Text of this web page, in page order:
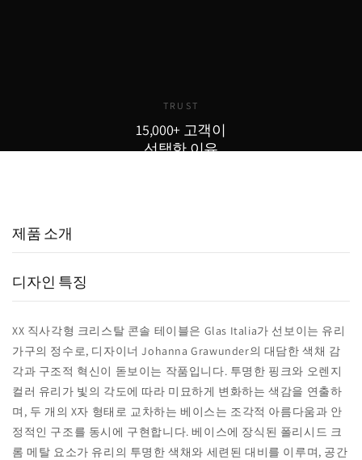
TRUST
15,000+ 고객이
선택한 이유
제품 소개
디자인 특징
XX 직사각형 크리스탈 콘솔 테이블은 Glas Italia가 선보이는 유리
가구의 정수로, 디자이너 Johanna Grawunder의 대담한 색채 감
각과 구조적 혁신이 돋보이는 작품입니다. 투명한 핑크와 오렌지
컬러 유리가 빛의 각도에 따라 미묘하게 변화하는 색감을 연출하
며, 두 개의 X자 형태로 교차하는 베이스는 조각적 아름다움과 안
정적인 구조를 동시에 구현합니다. 베이스에 장식된 폴리시드 크
롬 메탈 요소가 유리의 투명한 색채와 세련된 대비를 이루며, 공간